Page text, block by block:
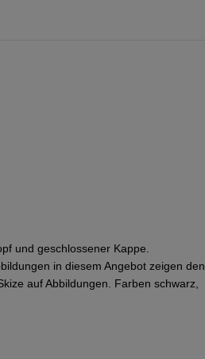
und geschlossener Kappe.
in diesem Angebot zeigen den
auf Abbildungen. Farben schwarz,